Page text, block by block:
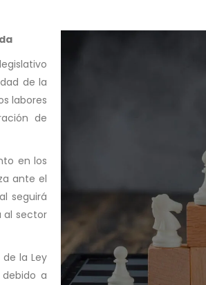
de la
labores
de
en los
ante el
seguirá
al sector
la Ley
debido a